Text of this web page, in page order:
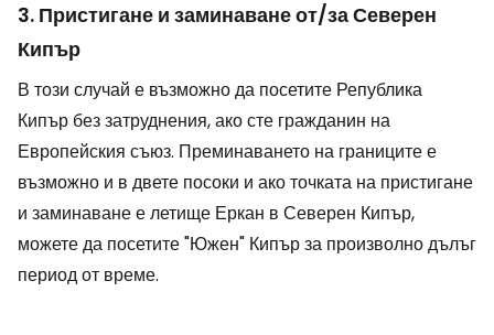
3. Пристигане и заминаване от/за Северен
Кипър
В този случай е възможно да посетите Република
Кипър без затруднения, ако сте гражданин на
Европейския съюз. Преминаването на границите е
възможно и в двете посоки и ако точката на пристигане
и заминаване е летище Еркан в Северен Кипър,
можете да посетите "Южен" Кипър за произволно дълъг
период от време.